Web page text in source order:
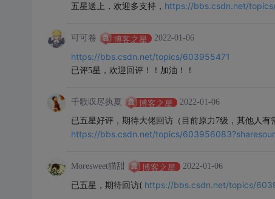
五星送上，欢迎多支持， https://bbs.csdn.net/
可可卷 博客之星 2022-01-06
https://bbs.csdn.net/topics/603955471
已评5星，欢迎回评！！加油！！
千歌叹尽执夏 博客之星 2022-01-06
已五星好评，期待大佬回访（目前原力7级，其他人有
https://bbs.csdn.net/topics/
Moresweet猫甜 博客之星 2022-01-06
已五星，期待回访( https://bbs.csdn.net/topics/